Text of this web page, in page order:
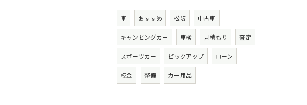
車 おすすめ 松阪 中古車
キャンピングカー 車検 見積もり 査定
スポーツカー ピックアップ ローン
板金 整備 カー用品